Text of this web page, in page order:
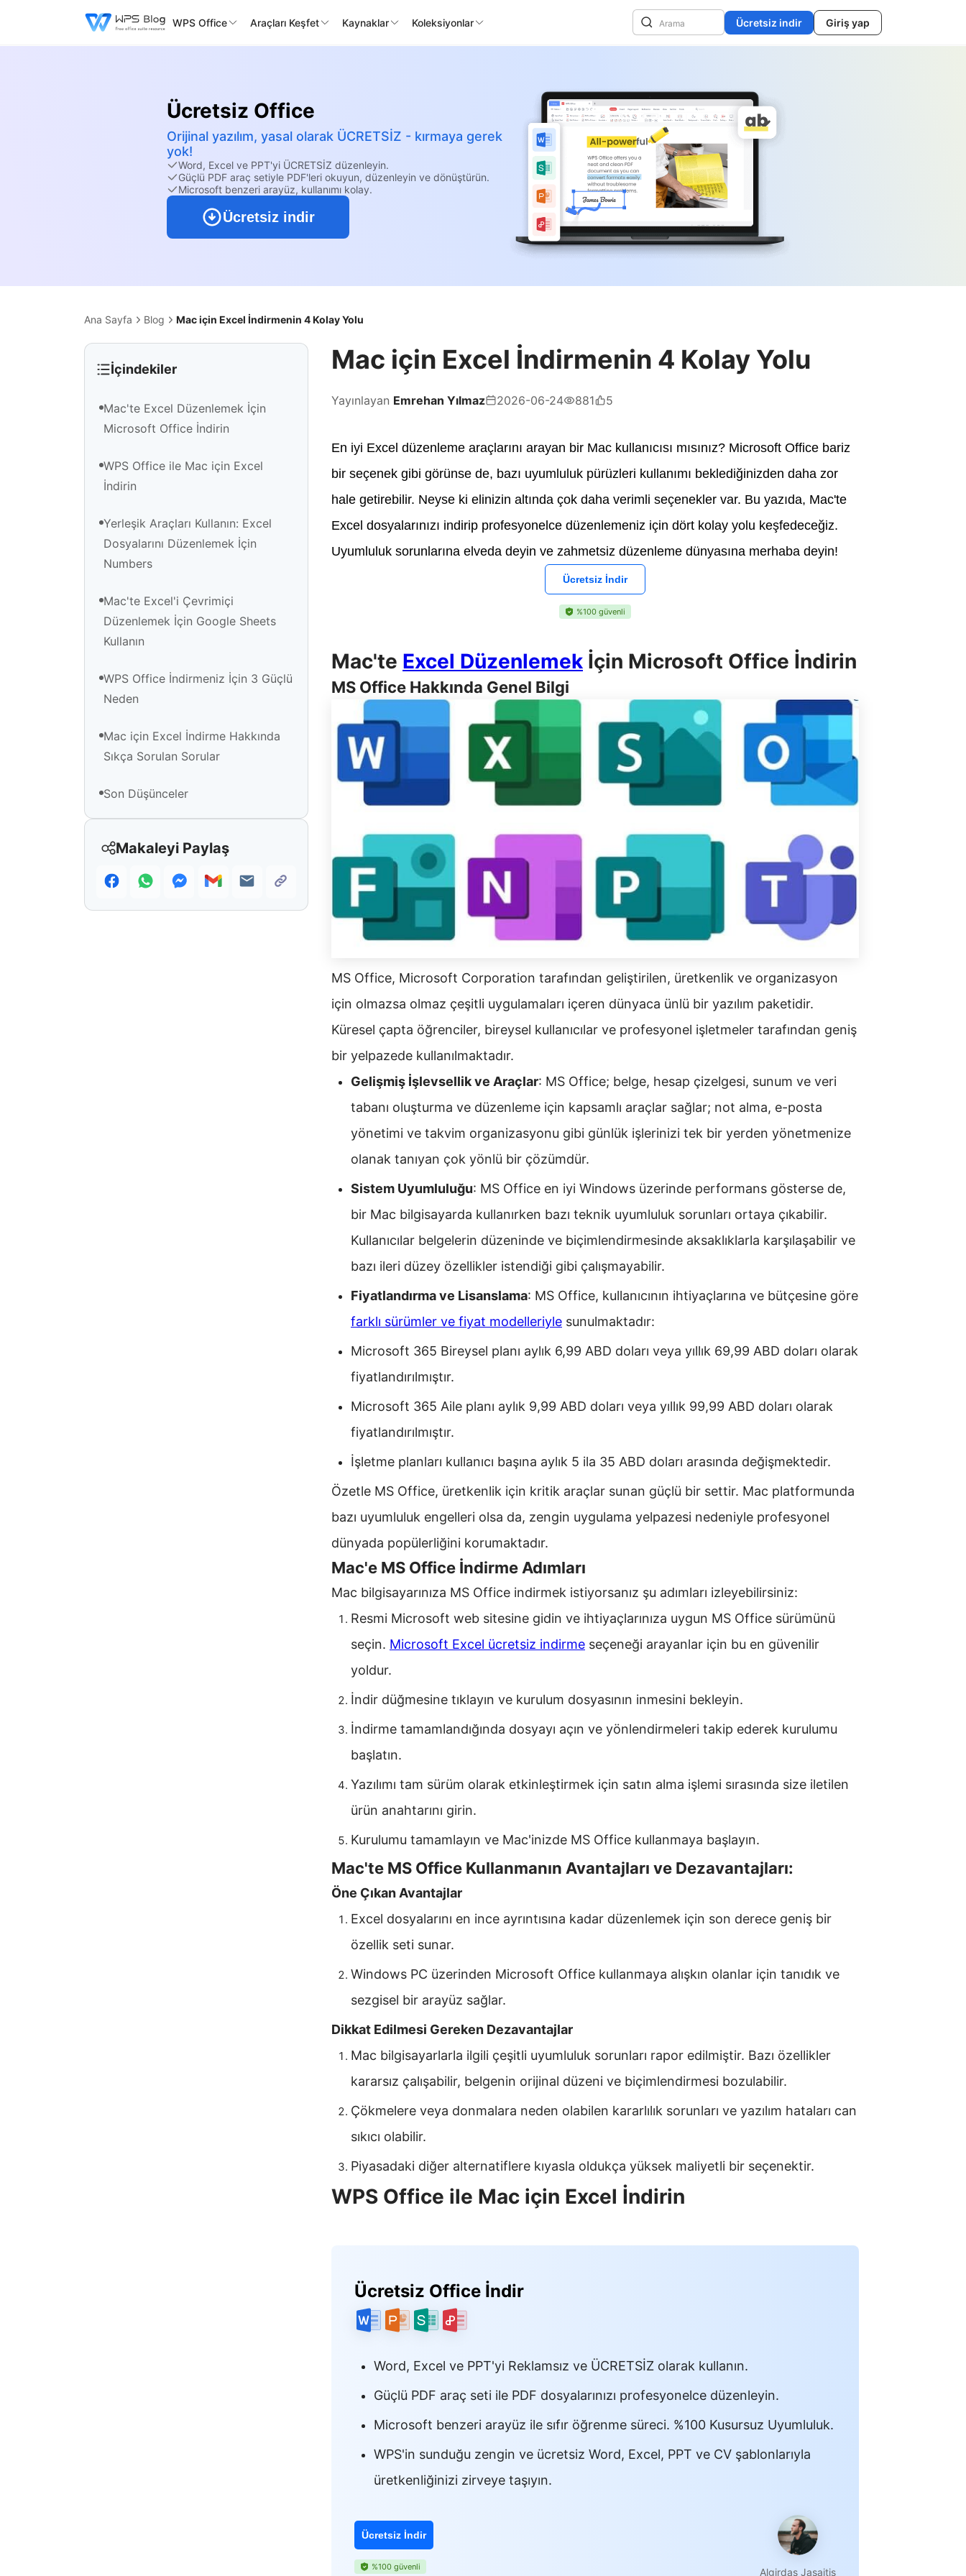
WPS Office Araçları Keşfet Kaynaklar Koleksiyonlar Ücretsiz indir Giriş yap
Ücretsiz Office
Orijinal yazılım, yasal olarak ÜCRETSİZ - kırmaya gerek
yok!
Word, Excel ve PPT'yi ÜCRETSİZ düzenleyin.
Güçlü PDF araç setiyle PDF'leri okuyun, düzenleyin ve dönüştürün.
Microsoft benzeri arayüz, kullanımı kolay.
Ücretsiz indir
Ana Sayfa Blog Mac için Excel İndirmenin 4 Kolay Yolu
İçindekiler
Mac'te Excel Düzenlemek İçin
Microsoft Office İndirin
WPS Office ile Mac için Excel
İndirin
Yerleşik Araçları Kullanın: Excel
Dosyalarını Düzenlemek İçin
Numbers
Mac'te Excel'i Çevrimiçi
Düzenlemek İçin Google Sheets
Kullanın
WPS Office İndirmeniz İçin 3 Güçlü
Neden
Mac için Excel İndirme Hakkında
Sıkça Sorulan Sorular
Son Düşünceler
Makaleyi Paylaş
Mac için Excel İndirmenin 4 Kolay Yolu
Yayınlayan Emrehan Yılmaz 2026-06-24 881 5
En iyi Excel düzenleme araçlarını arayan bir Mac kullanıcısı mısınız? Microsoft Office bariz
bir seçenek gibi görünse de, bazı uyumluluk pürüzleri kullanımı beklediğinizden daha zor
hale getirebilir. Neyse ki elinizin altında çok daha verimli seçenekler var. Bu yazıda, Mac'te
Excel dosyalarınızı indirip profesyonelce düzenlemeniz için dört kolay yolu keşfedeceğiz.
Uyumluluk sorunlarına elveda deyin ve zahmetsiz düzenleme dünyasına merhaba deyin!
Ücretsiz İndir
%100 güvenli
Mac'te Excel Düzenlemek İçin Microsoft Office İndirin
MS Office Hakkında Genel Bilgi
MS Office, Microsoft Corporation tarafından geliştirilen, üretkenlik ve organizasyon
için olmazsa olmaz çeşitli uygulamaları içeren dünyaca ünlü bir yazılım paketidir.
Küresel çapta öğrenciler, bireysel kullanıcılar ve profesyonel işletmeler tarafından geniş
bir yelpazede kullanılmaktadır.
Gelişmiş İşlevsellik ve Araçlar: MS Office; belge, hesap çizelgesi, sunum ve veri
tabanı oluşturma ve düzenleme için kapsamlı araçlar sağlar; not alma, e-posta
yönetimi ve takvim organizasyonu gibi günlük işlerinizi tek bir yerden yönetmenize
olanak tanıyan çok yönlü bir çözümdür.
Sistem Uyumluluğu: MS Office en iyi Windows üzerinde performans gösterse de,
bir Mac bilgisayarda kullanırken bazı teknik uyumluluk sorunları ortaya çıkabilir.
Kullanıcılar belgelerin düzeninde ve biçimlendirmesinde aksaklıklarla karşılaşabilir ve
bazı ileri düzey özellikler istendiği gibi çalışmayabilir.
Fiyatlandırma ve Lisanslama: MS Office, kullanıcının ihtiyaçlarına ve bütçesine göre
farklı sürümler ve fiyat modelleriyle sunulmaktadır:
Microsoft 365 Bireysel planı aylık 6,99 ABD doları veya yıllık 69,99 ABD doları olarak
fiyatlandırılmıştır.
Microsoft 365 Aile planı aylık 9,99 ABD doları veya yıllık 99,99 ABD doları olarak
fiyatlandırılmıştır.
İşletme planları kullanıcı başına aylık 5 ila 35 ABD doları arasında değişmektedir.
Özetle MS Office, üretkenlik için kritik araçlar sunan güçlü bir settir. Mac platformunda
bazı uyumluluk engelleri olsa da, zengin uygulama yelpazesi nedeniyle profesyonel
dünyada popülerliğini korumaktadır.
Mac'e MS Office İndirme Adımları
Mac bilgisayarınıza MS Office indirmek istiyorsanız şu adımları izleyebilirsiniz:
Resmi Microsoft web sitesine gidin ve ihtiyaçlarınıza uygun MS Office sürümünü
seçin. Microsoft Excel ücretsiz indirme seçeneği arayanlar için bu en güvenilir
yoldur.
İndir düğmesine tıklayın ve kurulum dosyasının inmesini bekleyin.
İndirme tamamlandığında dosyayı açın ve yönlendirmeleri takip ederek kurulumu
başlatın.
Yazılımı tam sürüm olarak etkinleştirmek için satın alma işlemi sırasında size iletilen
ürün anahtarını girin.
Kurulumu tamamlayın ve Mac'inizde MS Office kullanmaya başlayın.
Mac'te MS Office Kullanmanın Avantajları ve Dezavantajları:
Öne Çıkan Avantajlar
Excel dosyalarını en ince ayrıntısına kadar düzenlemek için son derece geniş bir
özellik seti sunar.
Windows PC üzerinden Microsoft Office kullanmaya alışkın olanlar için tanıdık ve
sezgisel bir arayüz sağlar.
Dikkat Edilmesi Gereken Dezavantajlar
Mac bilgisayarlarla ilgili çeşitli uyumluluk sorunları rapor edilmiştir. Bazı özellikler
kararsız çalışabilir, belgenin orijinal düzeni ve biçimlendirmesi bozulabilir.
Çökmelere veya donmalara neden olabilen kararlılık sorunları ve yazılım hataları can
sıkıcı olabilir.
Piyasadaki diğer alternatiflere kıyasla oldukça yüksek maliyetli bir seçenektir.
WPS Office ile Mac için Excel İndirin
Ücretsiz Office İndir
Word, Excel ve PPT'yi Reklamsız ve ÜCRETSİZ olarak kullanın.
Güçlü PDF araç seti ile PDF dosyalarınızı profesyonelce düzenleyin.
Microsoft benzeri arayüz ile sıfır öğrenme süreci. %100 Kusursuz Uyumluluk.
WPS'in sunduğu zengin ve ücretsiz Word, Excel, PPT ve CV şablonlarıyla
üretkenliğinizi zirveye taşıyın.
Ücretsiz İndir
%100 güvenli Algirdas Jasaitis